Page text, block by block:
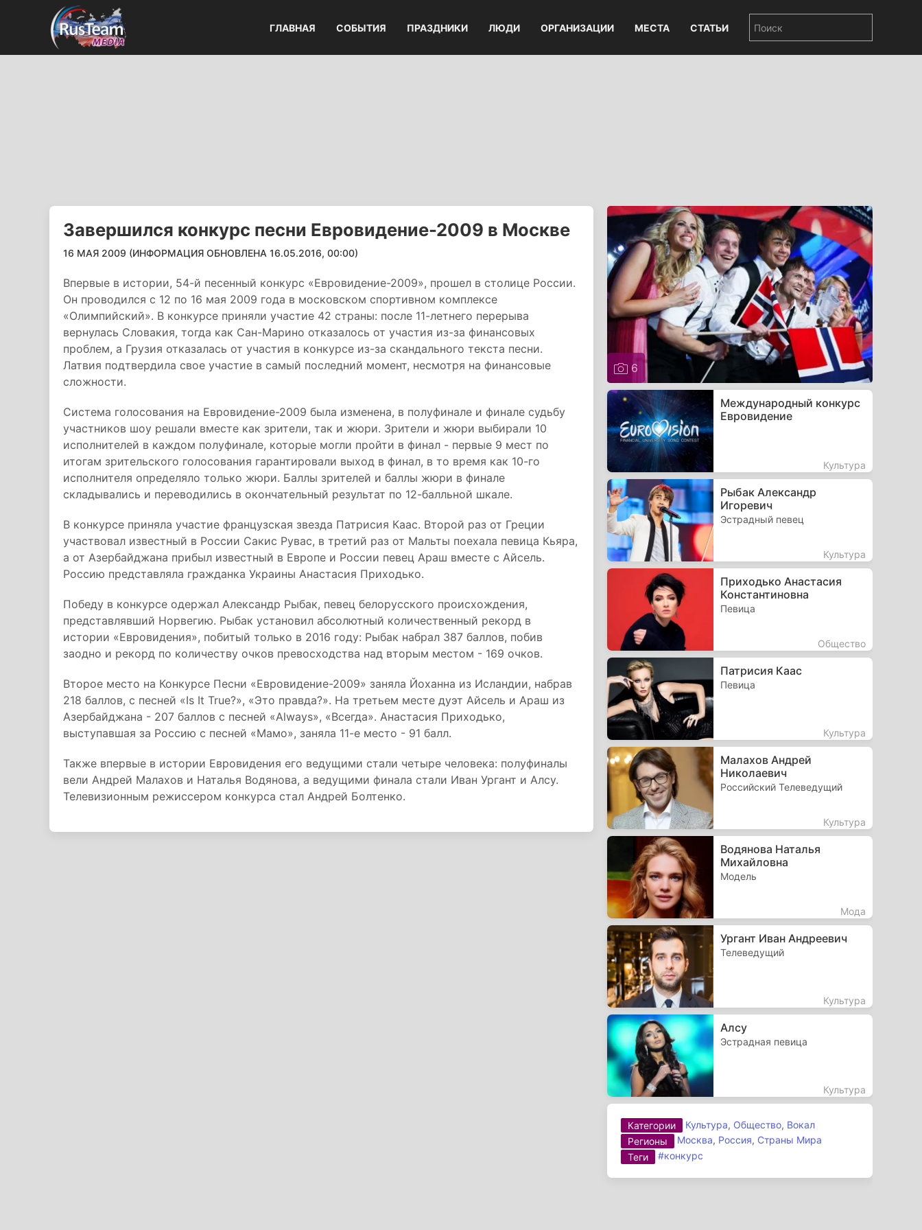
ГЛАВНАЯ СОБЫТИЯ ПРАЗДНИКИ ЛЮДИ ОРГАНИЗАЦИИ МЕСТА СТАТЬИ
Завершился конкурс песни Евровидение-2009 в Москве
16 МАЯ 2009 (ИНФОРМАЦИЯ ОБНОВЛЕНА 16.05.2016, 00:00)
Впервые в истории, 54-й песенный конкурс «Евровидение-2009», прошел в столице России.
Он проводился с 12 по 16 мая 2009 года в московском спортивном комплексе
«Олимпийский». В конкурсе приняли участие 42 страны: после 11-летнего перерыва
вернулась Словакия, тогда как Сан-Марино отказалось от участия из-за финансовых
проблем, а Грузия отказалась от участия в конкурсе из-за скандального текста песни.
Латвия подтвердила свое участие в самый последний момент, несмотря на финансовые
сложности.
Система голосования на Евровидение-2009 была изменена, в полуфинале и финале судьбу
участников шоу решали вместе как зрители, так и жюри. Зрители и жюри выбирали 10
исполнителей в каждом полуфинале, которые могли пройти в финал - первые 9 мест по
итогам зрительского голосования гарантировали выход в финал, в то время как 10-го
исполнителя определяло только жюри. Баллы зрителей и баллы жюри в финале
складывались и переводились в окончательный результат по 12-балльной шкале.
В конкурсе приняла участие французская звезда Патрисия Каас. Второй раз от Греции
участвовал известный в России Сакис Рувас, в третий раз от Мальты поехала певица Кьяра,
а от Азербайджана прибыл известный в Европе и России певец Араш вместе с Айсель.
Россию представляла гражданка Украины Анастасия Приходько.
Победу в конкурсе одержал Александр Рыбак, певец белорусского происхождения,
представлявший Норвегию. Рыбак установил абсолютный количественный рекорд в
истории «Евровидения», побитый только в 2016 году: Рыбак набрал 387 баллов, побив
заодно и рекорд по количеству очков превосходства над вторым местом - 169 очков.
Второе место на Конкурсе Песни «Евровидение-2009» заняла Йоханна из Исландии, набрав
218 баллов, с песней «Is It True?», «Это правда?». На третьем месте дуэт Айсель и Араш из
Азербайджана - 207 баллов с песней «Always», «Всегда». Анастасия Приходько,
выступавшая за Россию с песней «Мамо», заняла 11-е место - 91 балл.
Также впервые в истории Евровидения его ведущими стали четыре человека: полуфиналы
вели Андрей Малахов и Наталья Водянова, а ведущими финала стали Иван Ургант и Алсу.
Телевизионным режиссером конкурса стал Андрей Болтенко.
6
Международный конкурс
Евровидение
Культура
Рыбак Александр
Игоревич
Эстрадный певец
Культура
Приходько Анастасия
Константиновна
Певица
Общество
Патрисия Каас
Певица
Культура
Малахов Андрей
Николаевич
Российский Телеведущий
Культура
Водянова Наталья
Михайловна
Модель
Мода
Ургант Иван Андреевич
Телеведущий
Культура
Алсу
Эстрадная певица
Культура
Категории Культура, Общество, Вокал
Регионы
Москва, Россия, Страны Мира
Теги
#конкурс